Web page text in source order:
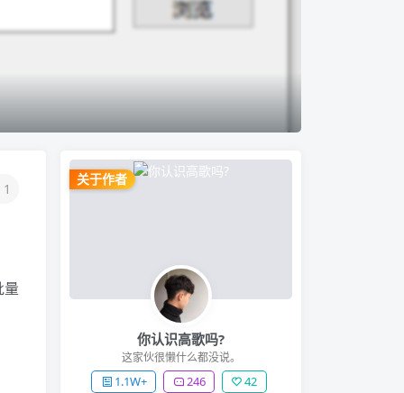
1
关于作者
你认识高歌吗?
这家伙很懒什么都没说。
1.1W+ 246 42